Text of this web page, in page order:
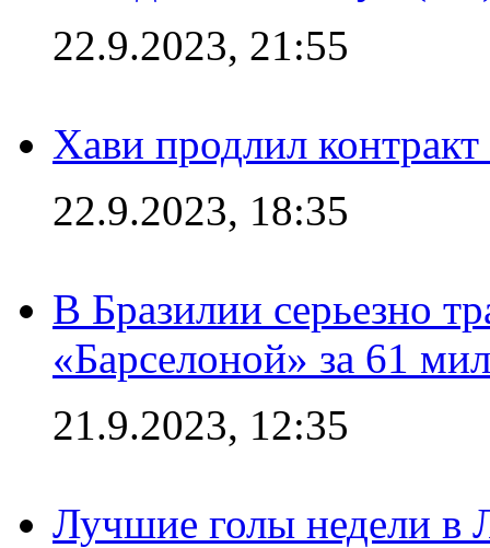
22.9.2023, 21:55
Хави продлил
22.9.2023, 18:35
В Бразилии серьезно
«Барселоной» за 61
21.9.2023, 12:35
Лучшие голы недели в